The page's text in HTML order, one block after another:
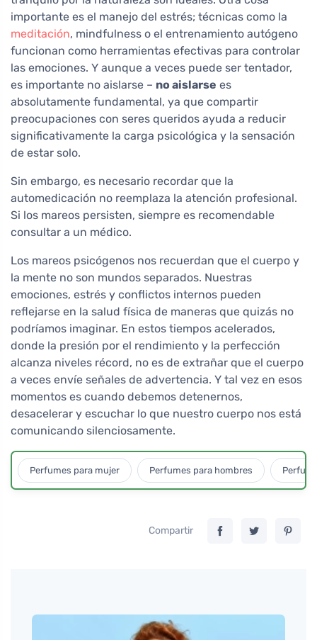
importante es el manejo del estrés; técnicas como la
meditación, mindfulness o el entrenamiento autógeno
funcionan como herramientas efectivas para controlar
las emociones. Y aunque a veces puede ser tentador,
es importante no aislarse – no aislarse es
absolutamente fundamental, ya que compartir
preocupaciones con seres queridos ayuda a reducir
significativamente la carga psicológica y la sensación
de estar solo.
Sin embargo, es necesario recordar que la
automedicación no reemplaza la atención profesional.
Si los mareos persisten, siempre es recomendable
consultar a un médico.
Los mareos psicógenos nos recuerdan que el cuerpo y
la mente no son mundos separados. Nuestras
emociones, estrés y conflictos internos pueden
reflejarse en la salud física de maneras que quizás no
podríamos imaginar. En estos tiempos acelerados,
donde la presión por el rendimiento y la perfección
alcanza niveles récord, no es de extrañar que el cuerpo
a veces envíe señales de advertencia. Y tal vez en esos
momentos es cuando debemos detenernos,
desacelerar y escuchar lo que nuestro cuerpo nos está
comunicando silenciosamente.
Perfumes para mujer Perfumes para hombres
Compartir